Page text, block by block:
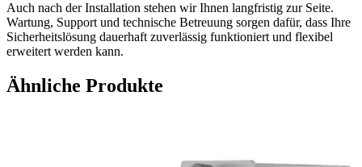
Auch nach der Installation stehen wir Ihnen langfristig zur Seite.
Wartung, Support und technische Betreuung sorgen dafür, dass Ihre
Sicherheitslösung dauerhaft zuverlässig funktioniert und flexibel
erweitert werden kann.
Ähnliche Produkte